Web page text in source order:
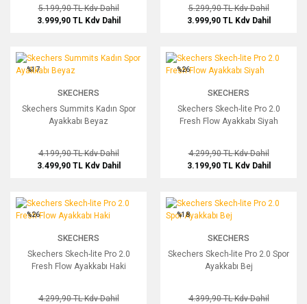
5.199,90 TLKdv Dahil
3.999,90 TL Kdv Dahil
5.299,90 TLKdv Dahil
3.999,90 TL Kdv Dahil
Skechers Summits Kadın Spor Ayakkabı Beyaz
%17
SKECHERS
Skechers Summits Kadın Spor
Ayakkabı Beyaz
4.199,90 TLKdv Dahil
3.499,90 TL Kdv Dahil
Skechers Skech-lite Pro 2.0 Fresh
%26
SKECHERS
Skechers Skech-lite Pro 2.0
Fresh Flow Ayakkabı Siyah
4.299,90 TLKdv Dahil
3.199,90 TL Kdv Dahil
Skechers Skech-lite Pro 2.0 Fresh Flow Ayakkabı Haki
%26
SKECHERS
Skechers Skech-lite Pro 2.0
Fresh Flow Ayakkabı Haki
4.299,90 TLKdv Dahil
Skechers Skech-lite Pro 2.0 Spor
%18
SKECHERS
Skechers Skech-lite Pro 2.0 Spor
Ayakkabı Bej
4.399,90 TLKdv Dahil